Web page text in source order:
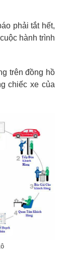
phải tắt hết,
hành trình
trên đồng hồ
chiếc xe của